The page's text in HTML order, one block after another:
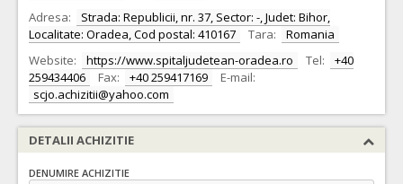
Adresa:
Strada: Republicii, nr. 37, Sector: -, Judet: Bihor,
Localitate: Oradea, Cod postal: 410167
Tara:
Romania
Website:
https://www.spitaljudetean-oradea.ro Tel:
+40
259434406
Fax: +40 259417169
E-mail:
scjo.achizitii@yahoo.com
DETALII ACHIZITIE
DENUMIRE ACHIZITIE